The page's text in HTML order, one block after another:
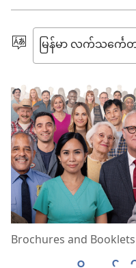
ဘာသာစကား
ရွေးချယ်
ပါ
Brochures and Booklets